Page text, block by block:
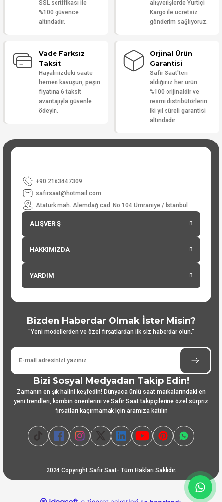
SSL sertifikası ile
%100 güvence
altındadır.
alışverişlerde Yurtiçi
Kargo ile ücretsiz
gönderim sağlıyoruz.
Vade Farksız
Taksit
Hayalinizdeki saate
hemen kavuşun, peşin
fiyatına 6 taksit
avantajıyla güvenle
ödeyin.
Orjinal Ürün
Garantisi
Safir Saat'ten
aldığınız her ürün
%100 orijinaldir ve
resmi distribütörlerin
iki yıl süreli garantisi
altındadır
+90 2163447309
safirsaat@hotmail.com
Atatürk mah. Alemdağ cad. No 104 Ümraniye / İstanbul
ALIŞVERİŞ
HAKKIMIZDA
YARDIM
Bizden Haberdar Olmak İster Misin?
"Yeni modellerden ve özel fırsatlardan ilk siz haberdar olun."
Bizi Sosyal Medyadan Takip Edin!
Zamanın en şık halini keşfedin! Dünyaca ünlü saat markalarındaki en
yeni trendleri, kombin önerilerini ve Safir Saat takipçilerine özel sürpriz
fırsatları kaçırmamak için aramıza katılın
2024 Copyright Safir Saat- Tüm Hakları Saklıdır.